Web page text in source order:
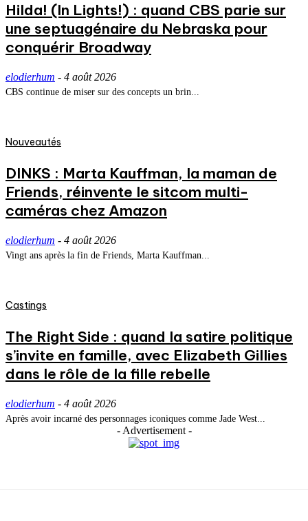
Hilda! (In Lights!) : quand CBS parie sur
une septuagénaire du Nebraska pour
conquérir Broadway
elodierhum - 4 août 2026
CBS continue de miser sur des concepts un brin...
Nouveautés
DINKS : Marta Kauffman, la maman de
Friends, réinvente le sitcom multi-
caméras chez Amazon
elodierhum - 4 août 2026
Vingt ans après la fin de Friends, Marta Kauffman...
Castings
The Right Side : quand la satire politique
s’invite en famille, avec Elizabeth Gillies
dans le rôle de la fille rebelle
elodierhum - 4 août 2026
Après avoir incarné des personnages iconiques comme Jade West...
- Advertisement -